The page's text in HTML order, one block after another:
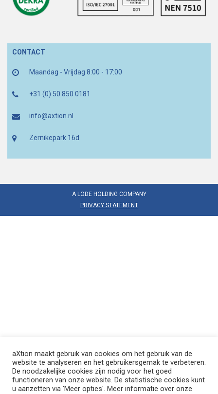
CONTACT
Maandag - Vrijdag 8:00 - 17:00
+31 (0) 50 850 0181
info@axtion.nl
Zernikepark 16d
A LODE HOLDING COMPANY
PRIVACY STATEMENT
aXtion maakt gebruik van cookies om het gebruik van de
website te analyseren en het gebruikersgemak te verbeteren.
De noodzakelijke cookies zijn nodig voor het goed
functioneren van onze website. De statistische cookies kunt
u aanzetten via 'Meer opties'. Meer informatie over onze